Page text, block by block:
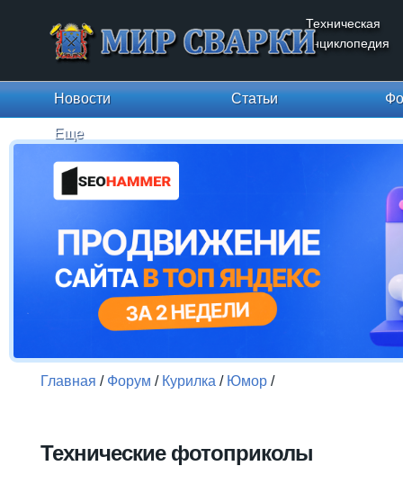
Техническая
энциклопедия
Новости Статьи
Еще
Главная / Форум / Курилка / Юмор /
Технические фотоприколы